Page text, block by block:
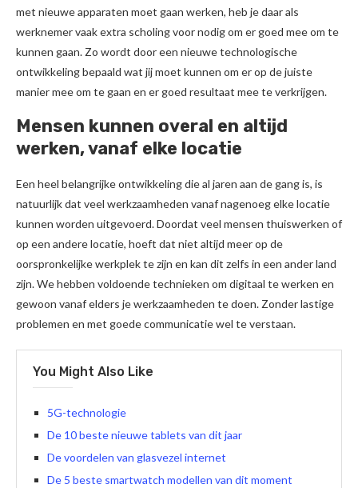
met nieuwe apparaten moet gaan werken, heb je daar als
werknemer vaak extra scholing voor nodig om er goed mee om te
kunnen gaan. Zo wordt door een nieuwe technologische
ontwikkeling bepaald wat jij moet kunnen om er op de juiste
manier mee om te gaan en er goed resultaat mee te verkrijgen.
Mensen kunnen overal en altijd
werken, vanaf elke locatie
Een heel belangrijke ontwikkeling die al jaren aan de gang is, is
natuurlijk dat veel werkzaamheden vanaf nagenoeg elke locatie
kunnen worden uitgevoerd. Doordat veel mensen thuiswerken of
op een andere locatie, hoeft dat niet altijd meer op de
oorspronkelijke werkplek te zijn en kan dit zelfs in een ander land
zijn. We hebben voldoende technieken om digitaal te werken en
gewoon vanaf elders je werkzaamheden te doen. Zonder lastige
problemen en met goede communicatie wel te verstaan.
You Might Also Like
5G-technologie
De 10 beste nieuwe tablets van dit jaar
De voordelen van glasvezel internet
De 5 beste smartwatch modellen van dit moment